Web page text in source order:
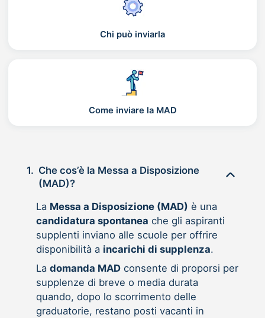
Chi può inviarla
Come inviare la MAD
1. Che cos’è la Messa a Disposizione
(MAD)?
La Messa a Disposizione (MAD) è una
candidatura spontanea che gli aspiranti
supplenti inviano alle scuole per offrire
disponibilità a incarichi di supplenza.
La domanda MADconsente di proporsi per
supplenze di breve o media durata
quando, dopo lo scorrimento delle
graduatorie, restano posti vacanti in